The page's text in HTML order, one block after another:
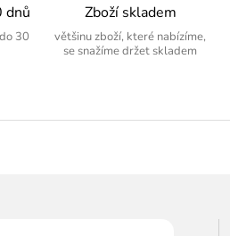
dnů
30
Zboží skladem
většinu zboží, které nabízíme,
se snažíme držet skladem